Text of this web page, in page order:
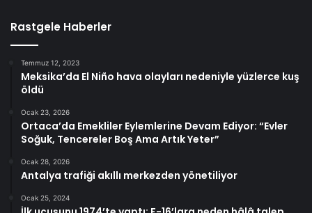
Rastgele Haberler
Temmuz 12, 2023
Meksika’da El Niño hava olayları nedeniyle yüzlerce kuş
öldü
Ocak 23, 2026
Ortaca’da Emekliler Eylemlerine Devam Ediyor: “Evler
Soğuk, Tencereler Boş Ama Artık Yeter”
Ocak 28, 2026
Antalya trafiği akıllı merkezden yönetiliyor
Ocak 25, 2024